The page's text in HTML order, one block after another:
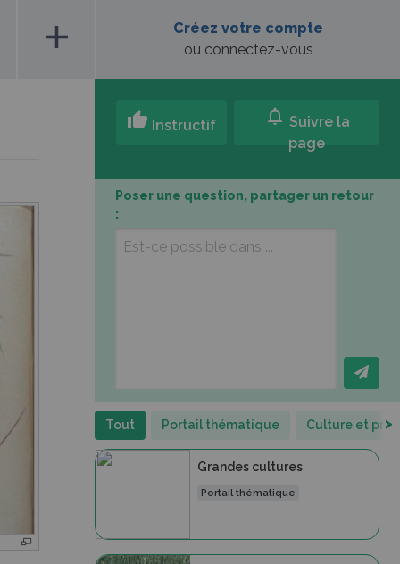
add
Créez votre compte
ou connectez-vous
thumb_up Instructif notifications Suivre la
page
Poser une question, partager un retour
:
Tout Portail thématique Culture et >
Grandes cultures
Portail thématique